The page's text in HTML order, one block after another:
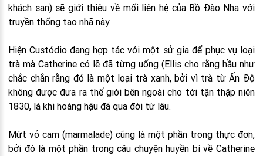
khách sạn) sẽ giới thiệu về mối liên hệ của Bồ Đào Nha với
truyền thống tao nhã này.
Hiện Custódio đang hợp tác với một sử gia để phục vụ loại
trà mà Catherine có lẽ đã từng uống (Ellis cho rằng hầu như
chắc chắn rằng đó là một loại trà xanh, bởi vì trà từ Ấn Độ
không được đưa ra thế giới bên ngoài cho tới tận thập niên
1830, là khi hoàng hậu đã qua đời từ lâu.
Mứt vỏ cam (marmalade) cũng là một phần trong thực đơn,
bởi đó là một phần trong câu chuyện huyền bí về Catherine